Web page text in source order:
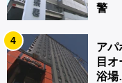
警
4
アパ
目
浴場